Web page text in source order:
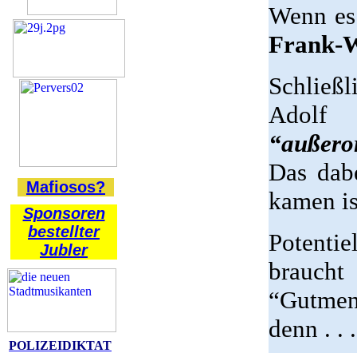
Mafiosos?
Sponsoren
bestellter
Jubler
POLIZEIDIKTAT
Wenn
Frank-
Adolf
Das
kamen
denn . . .